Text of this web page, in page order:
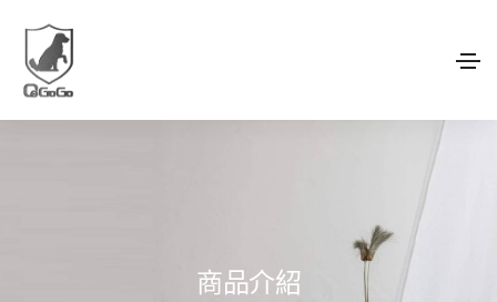
商品介紹